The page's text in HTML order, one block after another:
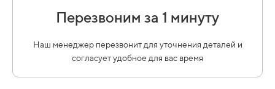
Перезвоним за 1 минуту
Наш менеджер перезвонит для уточнения деталей и
согласует удобное для вас время